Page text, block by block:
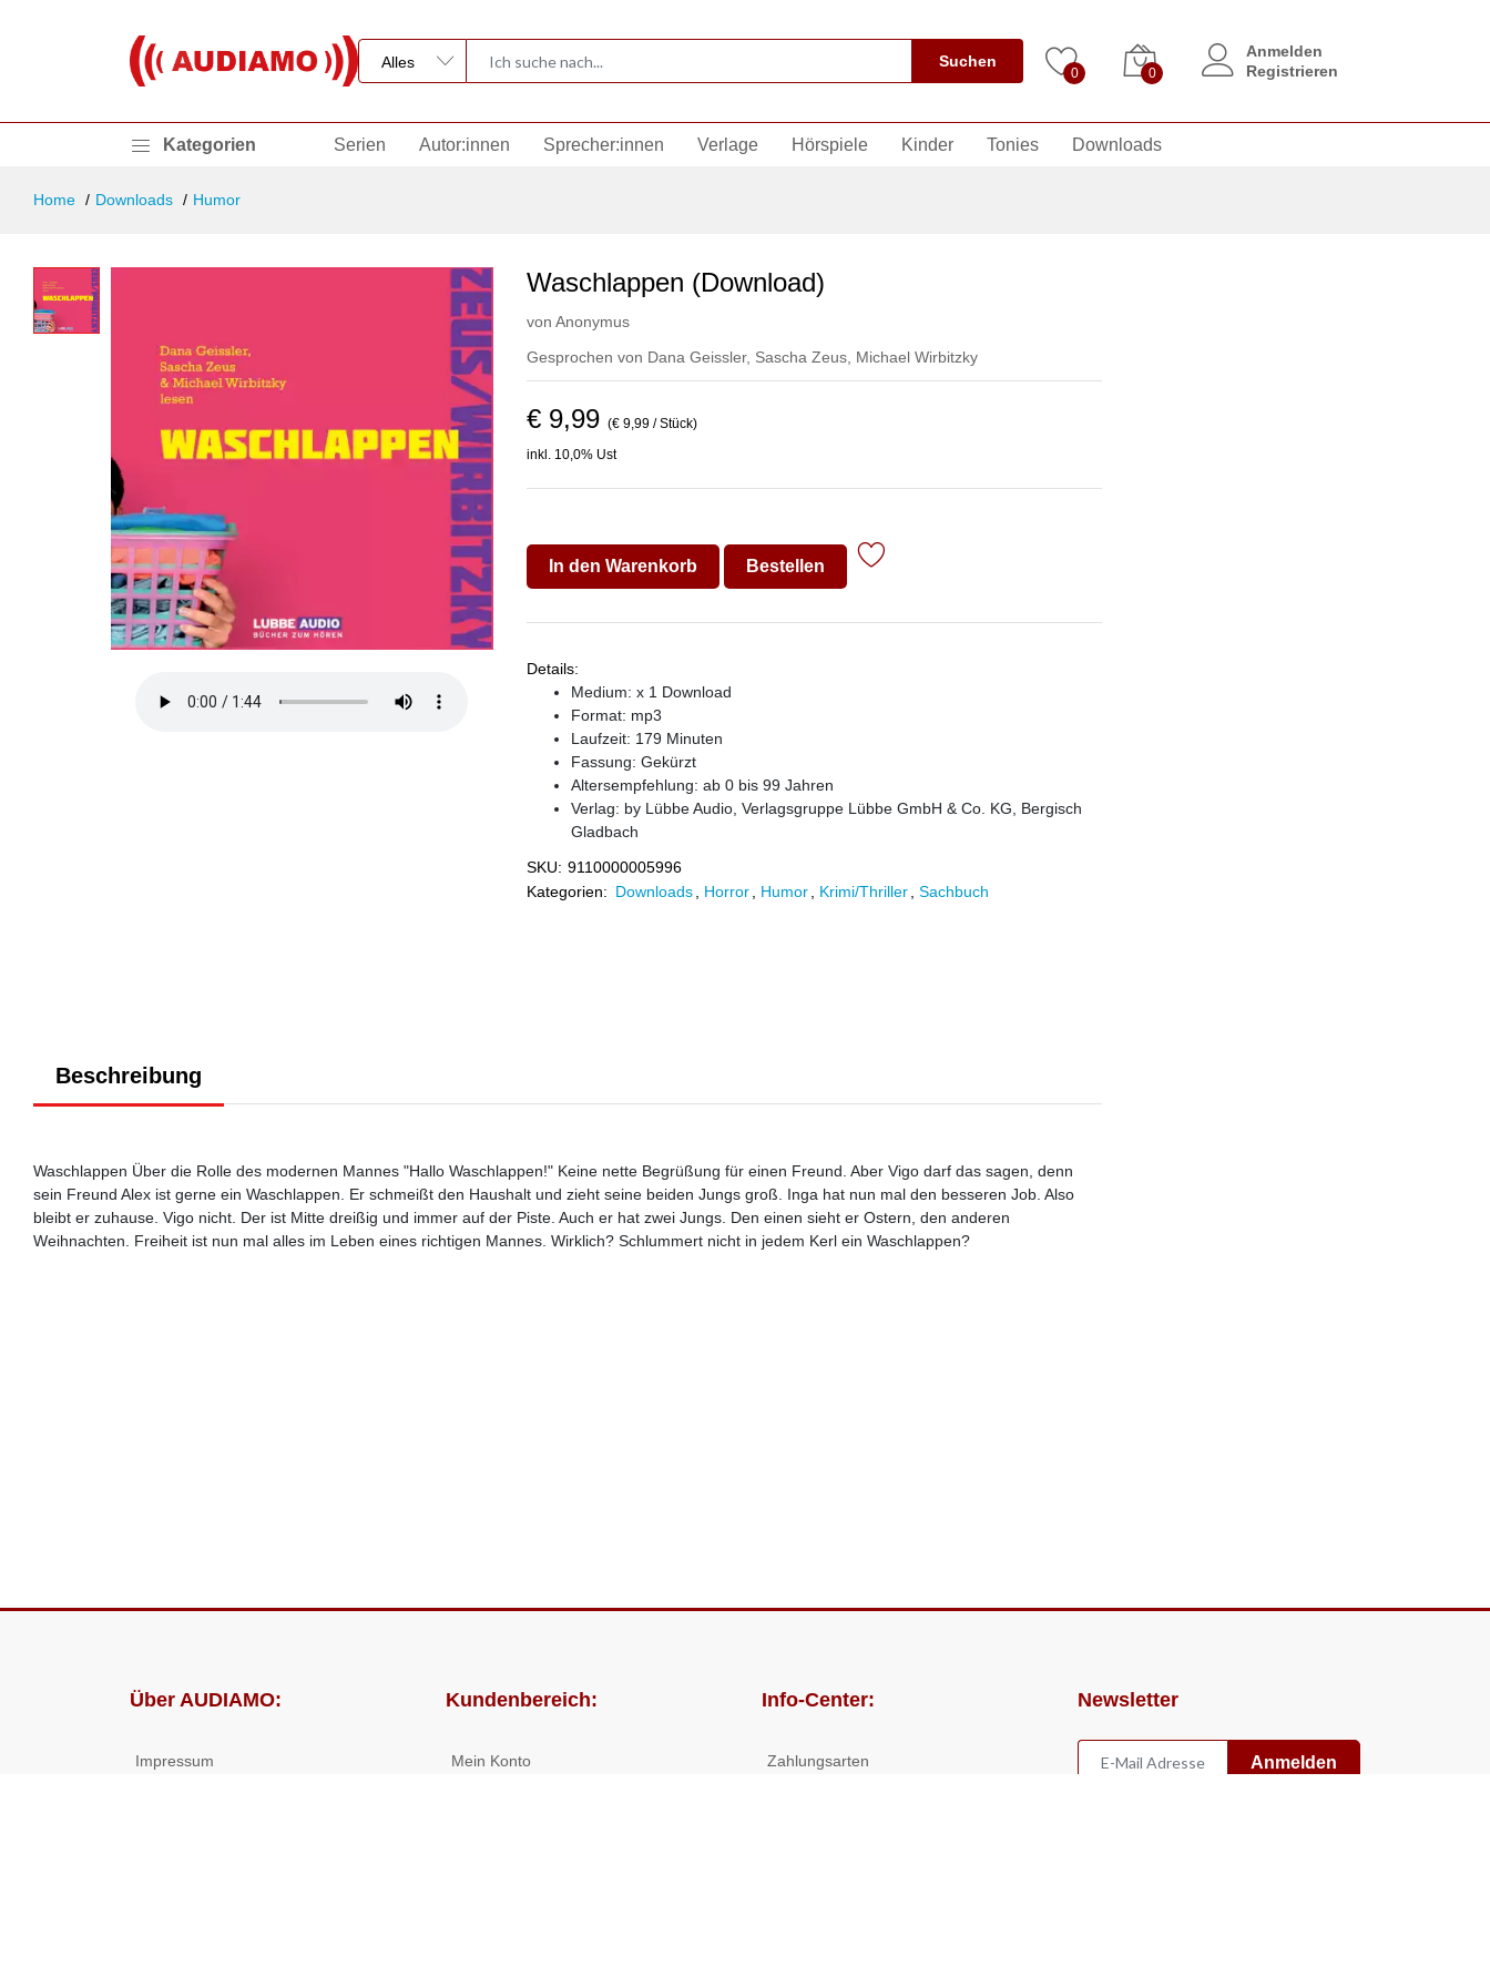
Suchen
0 0
Anmelden
Registrieren
Kategorien Serien Autor:innen Sprecher:innen Verlage Hörspiele Kinder Tonies Downloads
Home Downloads Humor
Waschlappen (Download)
von Anonymus
Gesprochen von Dana Geissler, Sascha Zeus, Michael Wirbitzky
€ 9,99 (€ 9,99 / Stück)
inkl. 10,0% Ust
In den Warenkorb Bestellen
Details:
Medium: x 1 Download
Format: mp3
Laufzeit: 179 Minuten
Fassung: Gekürzt
Altersempfehlung: ab 0 bis 99 Jahren
Verlag: by Lübbe Audio, Verlagsgruppe Lübbe GmbH & Co. KG, Bergisch
Gladbach
SKU: 9110000005996
Kategorien: Downloads Horror Humor Krimi/Thriller Sachbuch
Beschreibung
Waschlappen Über die Rolle des modernen Mannes "Hallo Waschlappen!" Keine nette Begrüßung für einen Freund. Aber Vigo darf das sagen, denn
sein Freund Alex ist gerne ein Waschlappen. Er schmeißt den Haushalt und zieht seine beiden Jungs groß. Inga hat nun mal den besseren Job. Also
bleibt er zuhause. Vigo nicht. Der ist Mitte dreißig und immer auf der Piste. Auch er hat zwei Jungs. Den einen sieht er Ostern, den anderen
Weihnachten. Freiheit ist nun mal alles im Leben eines richtigen Mannes. Wirklich? Schlummert nicht in jedem Kerl ein Waschlappen?
Über AUDIAMO:
Impressum
Kundenbereich:
Mein Konto
Info-Center:
Zahlungsarten
Newsletter
Anmelden